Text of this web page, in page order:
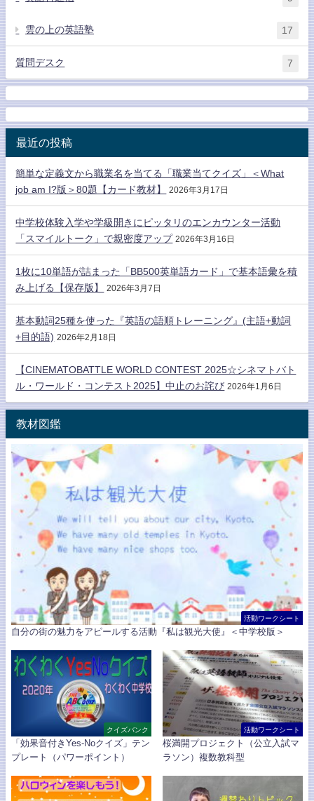
雲の上の英語塾 17
質問デスク 7
最近の投稿
簡単な定義文から職業名を当てる「職業当てクイズ」＜What
job am I?版＞80題【カード教材】
2026年3月17日
中学校体験入学や学級開きにピッタリのエンカウンター活動
「スマイルトーク」で親密度アップ 2026年3月16日
1枚に10単語が詰まった「BB500英単語カード」で基本語彙を積
み上げる【保存版】
2026年3月7日
基本動詞25種を使った『英語の語順トレーニング』(主語+動詞
+目的語) 2026年2月18日
【CINEMATOBATTLE WORLD CONTEST 2025☆シネマトバト
ル・ワールド・コンテスト2025】中止のお詫び 2026年1月6日
教材図鑑
活動ワークシート
自分の街の魅力をアピールする活動『私は観光大使』＜中学校版＞
クイズバンク
「効果音付きYes-Noクイズ」テン
プレート（パワーポイント）
活動ワークシート
桜満開プロジェクト（公立入試マ
ラソン）複数教科型